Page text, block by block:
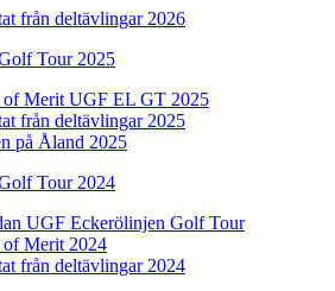
från deltävlingar 2026
Tour 2025
of Merit UGF EL GT 2025
från deltävlingar 2025
på Åland 2025
Tour 2024
UGF Eckerölinjen Golf Tour
of Merit 2024
från deltävlingar 2024